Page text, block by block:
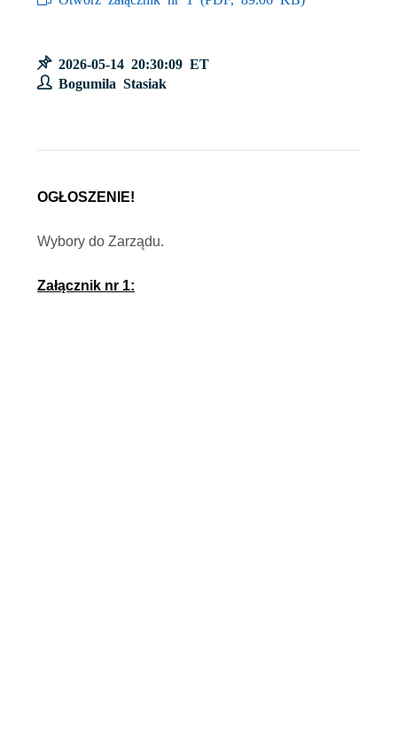
2026-05-14 20:30:09 ET
Bogumila Stasiak
OGŁOSZENIE!
Wybory do Zarządu.
Załącznik nr 1: